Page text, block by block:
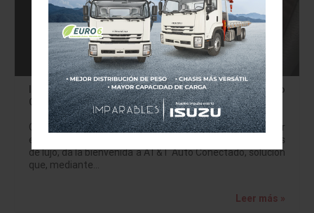
INFINITI InTOUCH da la bienvenida a AT&T Auto
Conectado
Q50 HEV y QX80 serán los primeros modelos en integrar
esta tecnología. INFINITI, la marca japonesa de vehículos
de lujo, da la bienvenida a AT&T Auto Conectado, solución
que, mediante…
Leer más »